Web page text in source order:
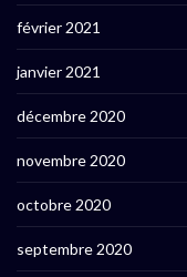
février 2021
janvier 2021
décembre 2020
novembre 2020
octobre 2020
septembre 2020